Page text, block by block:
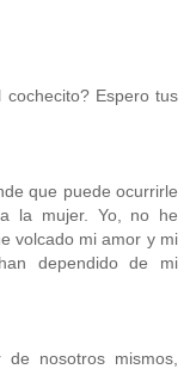
Espero tus
que puede ocurrirle
la mujer. Yo, no he
volcado mi amor y mi
dependido de mi
nosotros mismos,